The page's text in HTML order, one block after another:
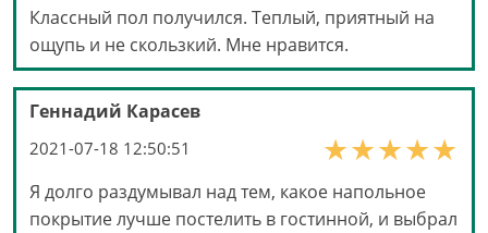
Классный пол получился. Теплый, приятный на
ощупь и не скользкий. Мне нравится.
Геннадий Карасев
2021-07-18 12:50:51
Я долго раздумывал над тем, какое напольное
покрытие лучше постелить в гостинной, и выбрал